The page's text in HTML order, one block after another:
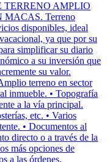
AMPLIO
Terreno
disponibles, ideal
ya que por su
simplificar su diario
a su inversión que
su valor.
terreno en sector
inmueble. • Topografía
a la vía principal.
etc. • Varios
• Documentos al
directo o a través de la
más opciones de
a las órdenes.